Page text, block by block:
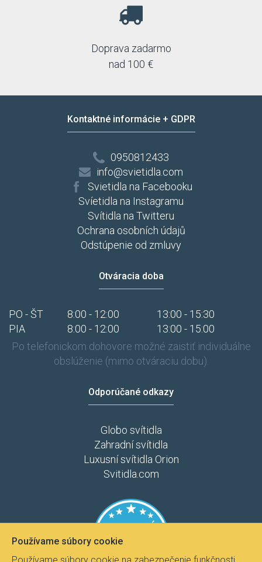
Doprava zadarmo
nad 100 €
Kontaktné informácie + GDPR
0950812433
info@svietidla.com
Svietidla na Facebooku
Svíetidla na Instagramu
Svítidla na Twitteru
Ochrana osobních údajů
Odstúpenie od zmluvy
Otváracia doba
PO - ŠT 8:00 - 12:00
13:00 - 15:30
PIA
8:00 - 12:00
13:00 - 15:00
Po telefonickom dohovore možné zaistiť individuálne
obslúženie (mimo otváraciu dobu).
Odporúčané odkazy
Globo svítidla
Zahradní svítidla
Luxusní svítidla Orion
Svitidla.com
Používame súbory cookie